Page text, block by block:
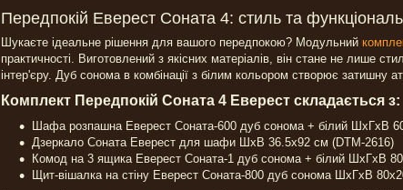
Передпокій Еверест Соната 4: стиль та
Шукаєте ідеальне рішення для вашого передпокою? Модульний
практичності. Виготовлений з якісних матеріалів, він стане не лише
інтер'єру. Дуб сонома в комбінації з білим кольором створює затишну
Комплект Передпокій Соната 4 Еверест складається з:
Шафа розпашна Еверест Соната-600 дуб сонома + білий ШхГхВ
Дзеркало Соната Еверест для шафи ШхВ 36.5х92 см (DTM-2616)
Комод на 3 ящика Еверест Соната-1 дуб сонома + білий ШхГхВ
Щит-вішалка на стіну Еверест Соната-800 дуб сонома ШхГхВ